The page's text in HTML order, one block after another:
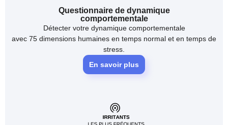
Questionnaire de dynamique
comportementale
Détecter votre dynamique comportementale
avec 75 dimensions humaines en temps normal et en temps de
stress.
En savoir plus